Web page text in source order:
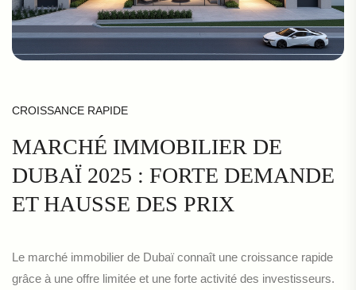
CROISSANCE RAPIDE
MARCHÉ IMMOBILIER DE
DUBAÏ 2025 : FORTE DEMANDE
ET HAUSSE DES PRIX
Le marché immobilier de Dubaï connaît une croissance rapide
grâce à une offre limitée et une forte activité des investisseurs.